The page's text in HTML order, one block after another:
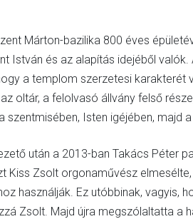
Márton-bazilika 800 éves
István és az alapítás idejéből
a templom szerzetesi karakterét
oltár, a felolvasó állvány felső
szentmisében, Isten igéjében,
után a 2013-ban Takács Péter
Kiss Zsolt orgonaművész
használják. Ez utóbbinak,
Zsolt. Majd újra megszólaltatta a